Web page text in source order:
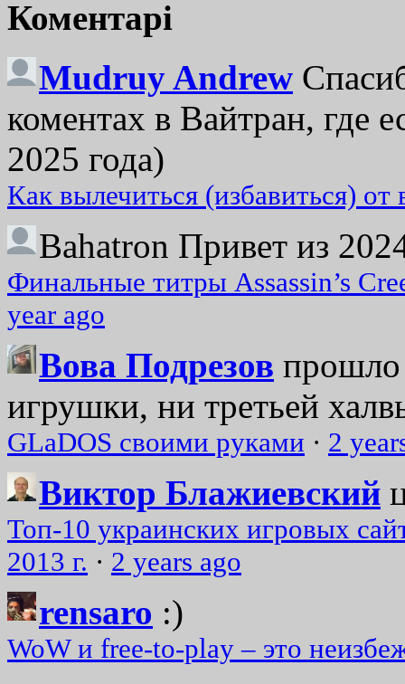
Коментарі
Mudruy Andrew
коментах в Вайтран, где
2025 года)
Как вылечиться (избавиться)
Bahatron Привет из
Финальные титры Assassin’s
year ago
Вова Подрезов прошло
игрушки, ни третьей
GLaDOS своими руками · 2
Виктор Блажиевский
Топ-10 украинских игровых
2013 г. · 2 years ago
rensaro :)
WoW и free-to-play – это